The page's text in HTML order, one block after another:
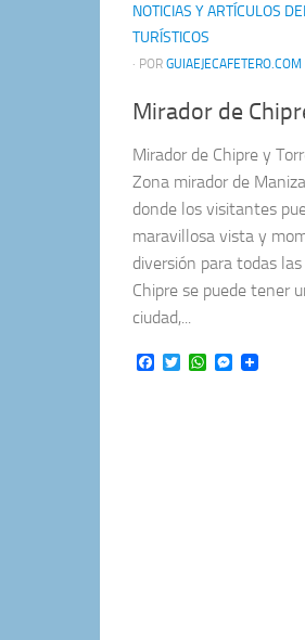
NOTICIAS Y ARTÍCULOS
TURÍSTICOS
· POR GUIAEJECAFETERO.COM
Mirador de
Mirador de Chipre y
Zona mirador de
donde los visitantes
maravillosa vista y
diversión para todas
Chipre se puede tener
ciudad,...
Facebook
TwitterWhatsApp
Messenger